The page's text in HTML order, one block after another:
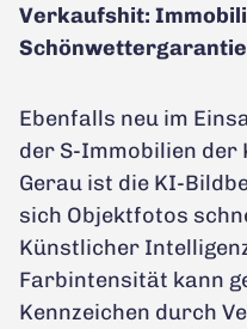
Verkaufshit:
Schönwettergarantie
Ebenfalls neu im
der S-Immobilien der
Gerau ist die KI-
sich Objektfotos
Künstlicher
Farbintensität kann
Kennzeichen durch